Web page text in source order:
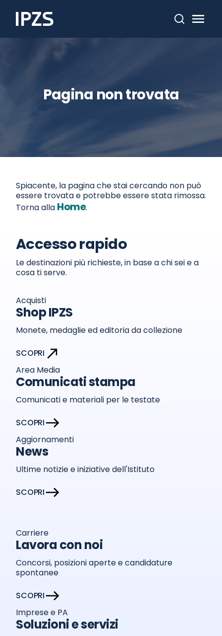
Cerca
Pagina non trovata
Spiacente, la pagina che stai cercando non può
essere trovata e potrebbe essere stata rimossa.
Torna alla Home.
Accesso rapido
Le destinazioni più richieste, in base a chi sei e a
cosa ti serve.
Acquisti
Shop IPZS
Monete, medaglie ed editoria da collezione
SCOPRI
Area Media
Comunicati stampa
Comunicati e materiali per le testate
SCOPRI
Aggiornamenti
News
Ultime notizie e iniziative dell'Istituto
SCOPRI
Carriere
Lavora con noi
Concorsi, posizioni aperte e candidature
spontanee
SCOPRI
Imprese e PA
Soluzioni e servizi